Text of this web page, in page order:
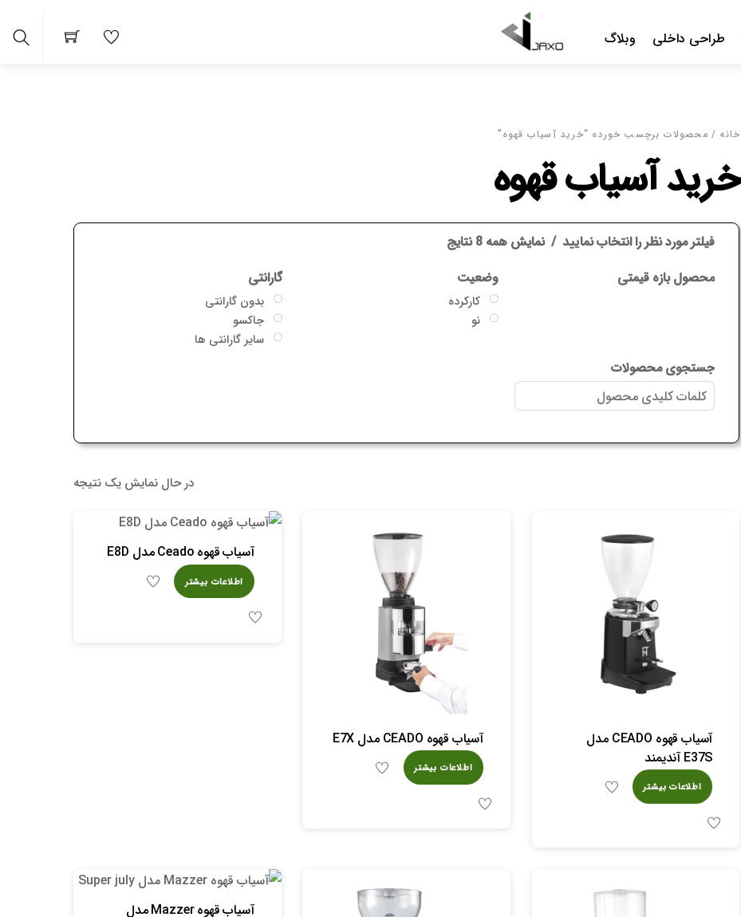
طراحی داخلی وبلاگ
خانه / محصولات برچسب خورده “خرید آسیاب قهوه”
خرید آسیاب قهوه
فیلتر مورد نظر را انتخاب نمایید نمایش همه 8 نتایج
محصول بازه قیمتی وضعیت
کارکرده
نو
گارانتی
بدون گارانتی
جاکسو
سایر گارانتی ها
جستجوی محصولات
در حال نمایش یک نتیجه
آسیاب قهوه CEADO مدل
E37S آندیمند
اطلاعات بیشتر
آسیاب قهوه CEADO مدل E7X
اطلاعات بیشتر
آسیاب قهوه Ceado مدل E8D
اطلاعات بیشتر
آسیاب قهوه Mazzer مدل